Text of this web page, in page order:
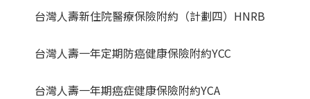
台灣人壽新住院醫療保險附約（計劃四）HNRB
台灣人壽一年定期防癌健康保險附約YCC
台灣人壽一年期癌症健康保險附約YCA